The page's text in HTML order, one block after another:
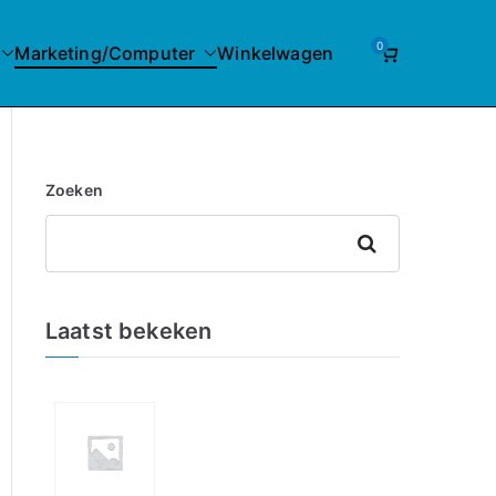
Marketing/Computer Winkelwagen 0
Zoeken
Zoeken
Laatst bekeken